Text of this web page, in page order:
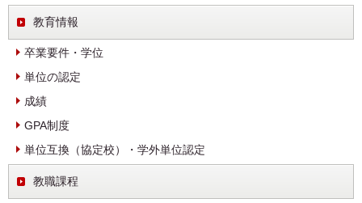
教育情報
卒業要件・学位
単位の認定
成績
GPA制度
単位互換（協定校）・学外単位認定
教職課程